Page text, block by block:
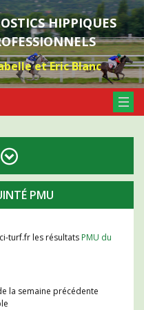
HIPPIQUES
et Eric Blanc
PMU
turf.fr les résultats PMU du
la semaine précédente